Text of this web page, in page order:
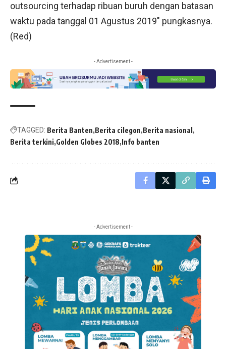
outsourcing terhadap ribuan buruh dengan batasan
waktu pada tanggal 01 Agustus 2019″ pungkasnya.
(Red)
- Advertisement -
TAGGED: Berita Banten Berita cilegon Berita nasional
Berita terkini Golden Globes 2018 Info banten
- Advertisement -